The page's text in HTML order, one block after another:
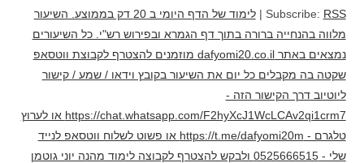
Subscribe: RSS
|
לימוד של הדף היומי ב 20 דק בממוצע. השיעור
מלווה בהנחייה ברורה בתוך דף הגמרא ובפירוש רש"י. כל השיעורים
נמצאים באתר dafyomi20.co.il מוזמנים להצטרף לקבוצת ווטסאפ
שקטה בה מקבלים כל יום את השיעור בקובץ וידאו / שמע / קישור
ליוטיוב דרך הקישור הזה -
https://chat.whatsapp.com/F2hyXcJ1WcLCAv2qi1crm7 או לערוץ
טלגרם - https://t.me/dafyomi20m או פשוט לשלוח ווטסאפ לנייד
שלי - 0525666515 ולבקש להצטרף לקבוצה לימוד מהנה יוני גוטמן